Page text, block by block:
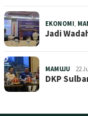
EKONOMI
Jadi
MAMUJU 22
DKP